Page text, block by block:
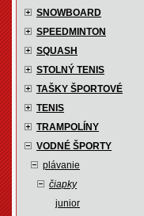
SNOWBOARD
SPEEDMINTON
SQUASH
STOLNÝ TENIS
TAŠKY ŠPORTOVÉ
TENIS
TRAMPOLÍNY
VODNÉ ŠPORTY
plávanie
čiapky
junior